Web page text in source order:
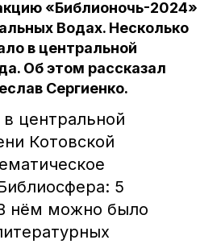
«Библионочь-2024»
Водах. Несколько
в центральной
Об этом рассказал
Сергиенко.
центральной
Котовской
5
нём можно было